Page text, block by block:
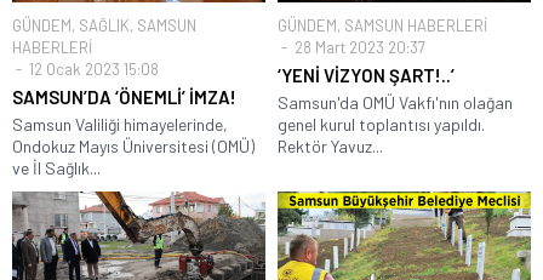
GÜNDEM, SAĞLIK, SAMSUN
HABERLERİ
12 Ocak 2023 15:08
SAMSUN’DA ‘ÖNEMLİ’ İMZA!
Samsun Valiliği himayelerinde,
Ondokuz Mayıs Üniversitesi (OMÜ)
ve İl Sağlık...
GÜNDEM, SAMSUN HABERLERİ
28 Mart 2023 20:37
‘YENİ VİZYON ŞART!..’
Samsun'da OMÜ Vakfı'nın olağan
genel kurul toplantısı yapıldı.
Rektör Yavuz...